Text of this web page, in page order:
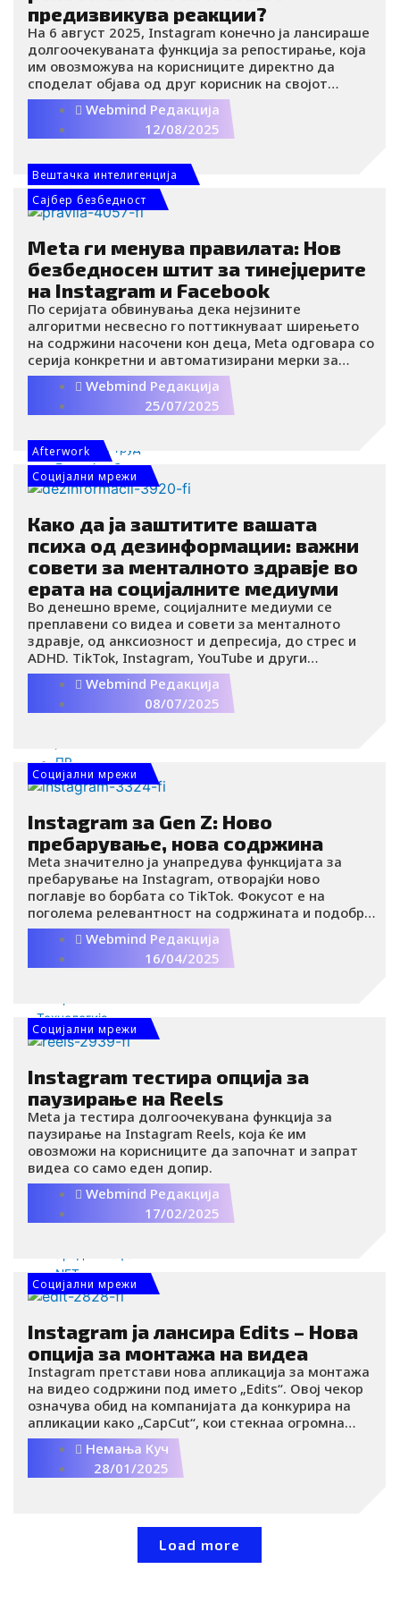
n
Women in Business
Health
Рецепти
Астро
Травел
Технологија
Блокчејн
Метаверс
Гејминг
AR/VR
Сајбер безбедност
Вештачка интелигенција
IoT
Deep Tech
Роботика
Уреди и гаџети
NFT
Кариера
HR
Пазар на труд
Емплојер брендинг
Интервју
Видео
BIZBendovi
Актуелно
Вести
Финансии
Компании
Енергетика
Е-комерц
Старт-апи
ПР
CSR/ESG
Социјални мрежи
Дигитални перформанси
Afterwork
Afterwork
Lifestyle
Women in Business
Health
Рецепти
Технологија
Блокчејн
Метаверс
Гејминг
AR/VR
Tехнологија
Сајбер безбедност
Вештачка интелигенција
IoT
Deep Tech
NFT
Кариера
EB
Пазар на труд
Емплојер брендинг
Интервју
Интервју
Видео
BIZBendovi
предизвикува реакции?
На 6 август 2025, Instagram конечно ја лансираше
долгоочекуваната функција за репостирање, која
им овозможува на корисниците директно да
споделат објава од друг корисник на својот
профил со автоматско наведување на
оригиналниот креатор.
Webmind Редакција
12/08/2025
Вештачка интелигенција
Сајбер безбедност
Meta ги менува правилата: Нов
безбедносен штит за тинејџерите
на Instagram и Facebook
По серијата обвинувања дека нејзините
алгоритми несвесно го поттикнуваат ширењето
на содржини насочени кон деца, Meta одговара со
серија конкретни и автоматизирани мерки за
заштита на малолетните корисници. Но, дали ова
е вистински пресврт или само обид за контрола на
штетата?.
Webmind Редакција
25/07/2025
Afterwork
Социјални мрежи
Како да ја заштитите вашата
психа од дезинформации: важни
совети за менталното здравје во
ерата на социјалните медиуми
Во денешно време, социјалните медиуми се
преплавени со видеа и совети за менталното
здравје, од анксиозност и депресија, до стрес и
ADHD. TikTok, Instagram, YouTube и други
платформи се полни со кратки видеа кои тврдат
дека знаат како да ја решат вашата психолошка
дилема. Но, колку од нив се навистина точни?
Webmind Редакција
08/07/2025
Социјални мрежи
Instagram за Gen Z: Ново
пребарување, нова содржина
Meta значително ја унапредува функцијата за
пребарување на Instagram, отворајќи ново
поглавје во борбата со TikTok. Фокусот е на
поголема релевантност на содржината и подобро
корисничко искуство, во согласност со навиките
на помладата генерација.
Webmind Редакција
16/04/2025
Социјални мрежи
Instagram тестира опција за
паузирање на Reels
Meta ја тестира долгоочекувана функција за
паузирање на Instagram Reels, која ќе им
овозможи на корисниците да започнат и запрат
видеа со само еден допир.
Webmind Редакција
17/02/2025
Социјални мрежи
Instagram ја лансира Edits – Нова
опција за монтажа на видеа
Instagram претстави нова апликација за монтажа
на видео содржини под името „Edits“. Овој чекор
означува обид на компанијата да конкурира на
апликации како „CapCut“, кои стекнаа огромна
популарност меѓу креаторите на содржини.
Немања Куч
28/01/2025
Load more